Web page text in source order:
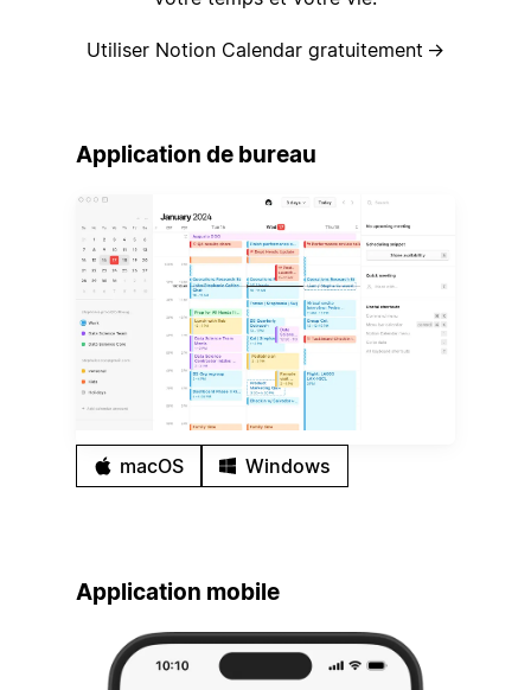
Utiliser Notion Calendar gratuitement →
Application de bureau
macOS Windows
Application mobile